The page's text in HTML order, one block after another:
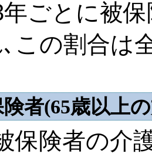
ごとに被
この割合は
者(65歳以上
保険者の介